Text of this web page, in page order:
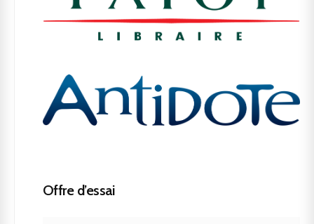
Offre d’essai